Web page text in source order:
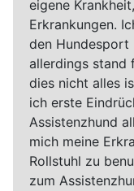
eigene
Erkrankungen.
den
allerdings stand
dies nicht alles
ich erste
Assistenzhund
mich meine
Rollstuhl zu
zum